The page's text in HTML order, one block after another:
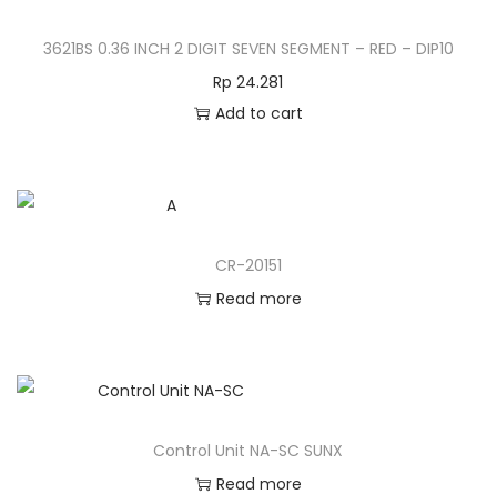
3621BS 0.36 INCH 2 DIGIT SEVEN SEGMENT – RED – DIP10
Rp 24.281
Add to cart
CR-20151
Read more
Control Unit NA-SC SUNX
Read more